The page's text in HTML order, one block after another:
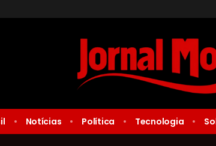
Notícias Política Tecnologia